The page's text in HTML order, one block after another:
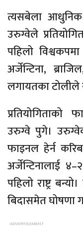
त्यसबेला आधुनिक
उरुग्वेले
पहिलो
अर्जेन्टिना,
लगायतका टोलीले
उरुग्वे पुगे।
फाइनल हेर्न
अर्जेन्टिनालाई
पहिलो राष्ट्र
बिदासमेत घोषणा